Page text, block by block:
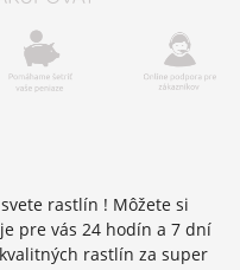
rastlín ! Môžete si
pre vás 24 hodín a 7 dní
rastlín za super